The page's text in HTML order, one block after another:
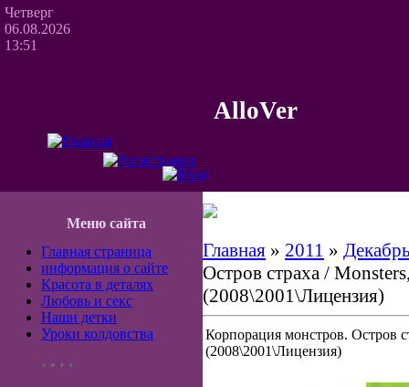
Четверг
06.08.2026
13:51
AlloVer
Меню сайта
Главная страница
информация о сайте
Красота в деталях
Любовь и секс
Наши детки
Уроки колдовства
• • • •
Главная » 2011 »
Остров страха /
(2008\2001\Лицензия)
Корпорация монстров. Остров
(2008\2001\Лицензия)